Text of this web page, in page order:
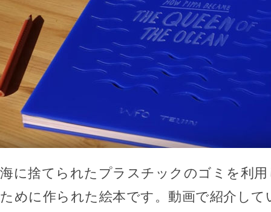
海に捨てられたプラスチックのゴミを利
ために作られた絵本です。動画で紹介し